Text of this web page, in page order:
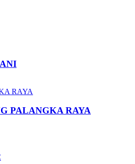
PALANGKA RAYA